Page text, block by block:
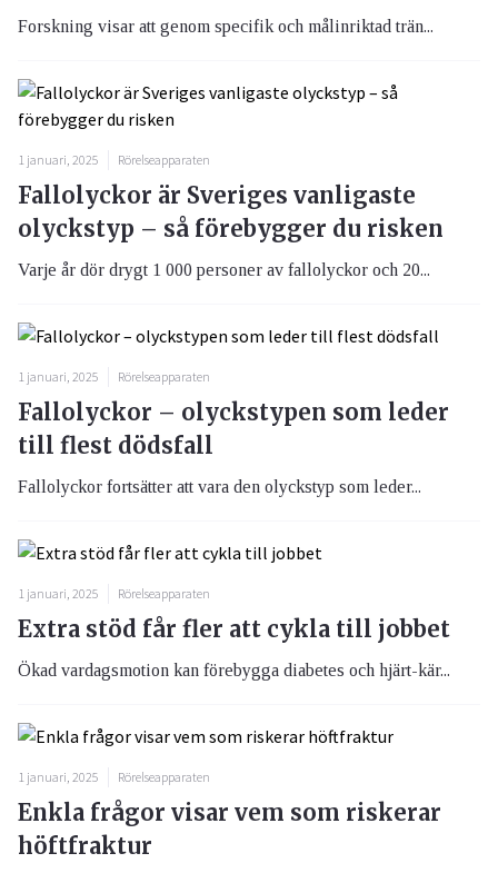
Forskning visar att genom specifik och målinriktad trän...
1 januari, 2025 Rörelseapparaten
Fallolyckor är Sveriges vanligaste
olyckstyp – så förebygger du risken
Varje år dör drygt 1 000 personer av fallolyckor och 20...
1 januari, 2025 Rörelseapparaten
Fallolyckor – olyckstypen som leder
till flest dödsfall
Fallolyckor fortsätter att vara den olyckstyp som leder...
1 januari, 2025 Rörelseapparaten
Extra stöd får fler att cykla till jobbet
Ökad vardagsmotion kan förebygga diabetes och hjärt-kär...
1 januari, 2025 Rörelseapparaten
Enkla frågor visar vem som riskerar
höftfraktur